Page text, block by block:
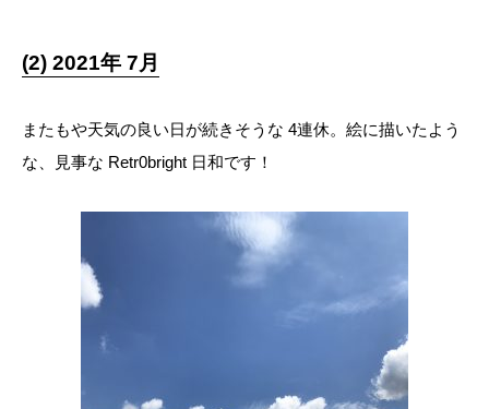
(2) 2021年 7月
またもや天気の良い日が続きそうな 4連休。絵に描いたよう
な、見事な Retr0bright 日和です！